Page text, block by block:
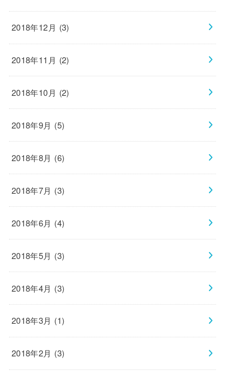
2018年12月 (3)
2018年11月 (2)
2018年10月 (2)
2018年9月 (5)
2018年8月 (6)
2018年7月 (3)
2018年6月 (4)
2018年5月 (3)
2018年4月 (3)
2018年3月 (1)
2018年2月 (3)